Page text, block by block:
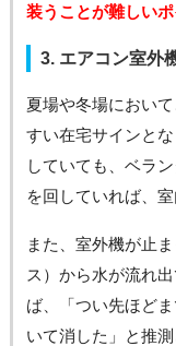
装うことが難しいポ
3. エアコン室外
夏場や冬場におい
すい在宅サインと
していても、ベラ
を回していれば、
また、室外機が止
ス）から水が流れ
ば、「つい先ほど
いて消した」と推